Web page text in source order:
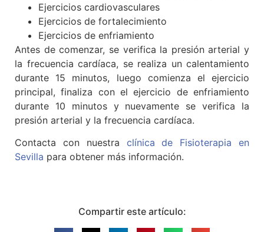
Ejercicios cardiovasculares
Ejercicios de fortalecimiento
Ejercicios de enfriamiento
Antes de comenzar, se verifica la presión arterial y
la frecuencia cardíaca, se realiza un calentamiento
durante 15 minutos, luego comienza el ejercicio
principal, finaliza con el ejercicio de enfriamiento
durante 10 minutos y nuevamente se verifica la
presión arterial y la frecuencia cardíaca.
Contacta con nuestra clínica de Fisioterapia en
Sevilla para obtener más información.
Compartir este artículo: